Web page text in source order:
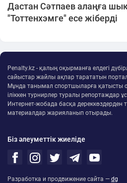
Дастан Сәтпаев алаңға
"Тоттенхэмге" есе жіберді
Penalty.kz - қалың оқырманға елдегі
сайыстар жайлы ақпар тарататын
Мұнда танымал спортшыларға қатысты
іліккен турнирлер туралы репортаждар
Интернет-жобада басқа дереккөздерден
материалдар жарияланып отырады.
Біз әлеуметтік жиеліде
Разработка и продвижение сайта — dg